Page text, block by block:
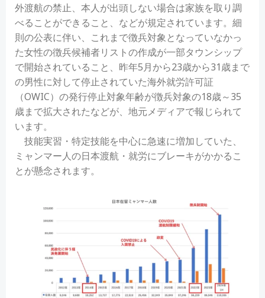
外渡航の禁止、本人が出頭しない場合は家族を取り調
べることができること、などが規定されています。細
則の公表に伴い、これまで徴兵対象となっていなかっ
た女性の徴兵候補者リストの作成が一部タウンシップ
で開始されていること、昨年5月から23歳から31歳まで
の男性に対して停止されていた海外就労許可証
（OWIC）の発行停止対象年齢が徴兵対象の18歳～35
歳まで拡大されたなどが、地元メディアで報じられて
います。
技能実習・特定技能を中心に急速に増加していた、
ミャンマー人の日本渡航・就労にブレーキがかかるこ
とが懸念されます。